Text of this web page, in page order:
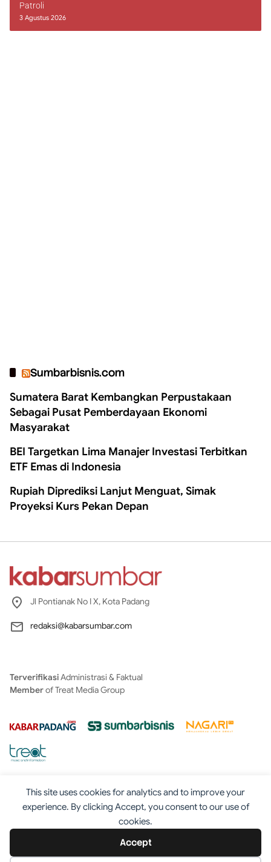
This site uses cookies for analytics and to improve your
experience. By clicking Accept, you consent to our use of
cookies.
Accept
Patroli
3 Agustus 2026
Sumbarbisnis.com
Sumatera Barat Kembangkan Perpustakaan
Sebagai Pusat Pemberdayaan Ekonomi
Masyarakat
BEI Targetkan Lima Manajer Investasi Terbitkan
ETF Emas di Indonesia
Rupiah Diprediksi Lanjut Menguat, Simak
Proyeksi Kurs Pekan Depan
Jl Pontianak No I X, Kota Padang
redaksi@kabarsumbar.com
TerverifikasiAdministrasi & Faktual
Memberof Treat Media Group
Tentang Redaksi Kontak Disclaimer
Iklan